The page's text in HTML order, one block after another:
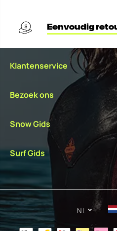
Eenvoudig
Klantenservice
Bezoek ons
Snow Gids
Surf Gids
NL